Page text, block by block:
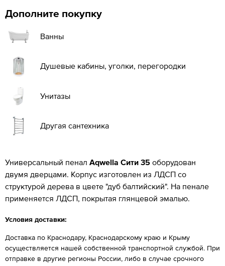
Дополните покупку
Ванны
Душевые кабины, уголки, перегородки
Унитазы
Другая сантехника
Универсальный пенал Aqwella Сити 35 оборудован
двумя дверцами. Корпус изготовлен из ЛДСП со
структурой дерева в цвете "дуб балтийский". На пенале
применяется ЛДСП, покрытая глянцевой эмалью.
Условия доставки:
Доставка по Краснодару, Краснодарскому краю и Крыму
осуществляется нашей собственной транспортной службой. При
отправке в другие регионы России, либо в случае срочного